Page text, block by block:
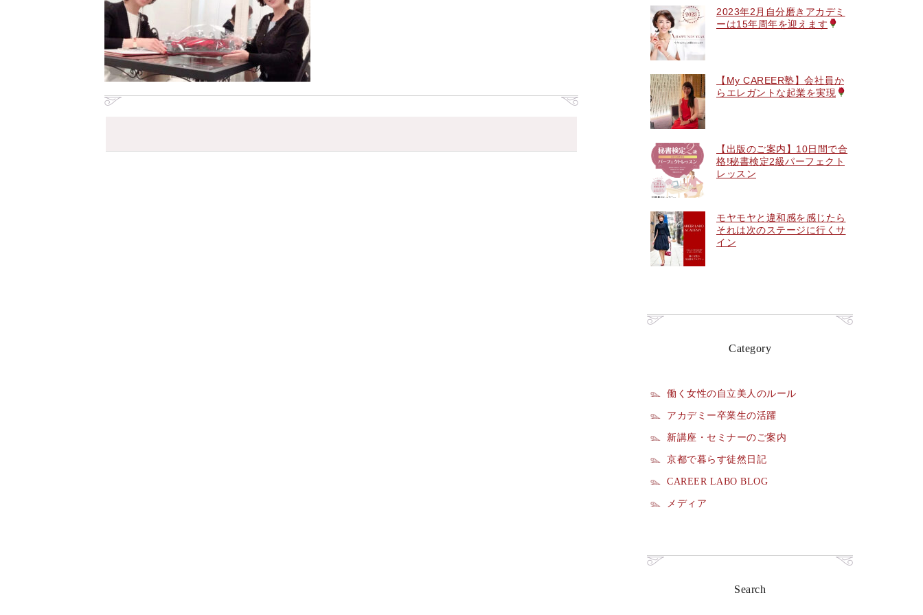
2023年2月自分磨きアカデミ
ーは15年周年を迎えます
【My CAREER塾】会社員か
らエレガントな起業を実現
【出版のご案内】10日間で合
格!秘書検定2級パーフェクト
レッスン
モヤモヤと違和感を感じたら
それは次のステージに行くサ
イン
Category
働く女性の自立美人のルール
アカデミー卒業生の活躍
新講座・セミナーのご案内
京都で暮らす徒然日記
CAREER LABO BLOG
メディア
Search